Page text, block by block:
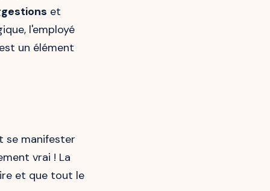
et
l'employé
un élément
se manifester
vrai ! La
et que tout le